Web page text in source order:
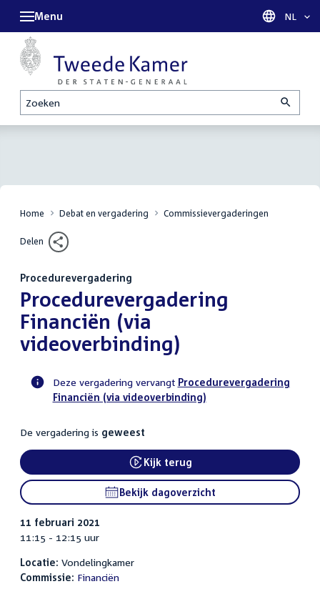
Zoeken
Menu Taal
NL
Home Debat en vergadering Commissievergaderingen
Delen
Procedurevergadering
:Procedurevergadering
Financiën (via
videoverbinding)
Voortgangsstatus
activiteit
Deze vergadering vervangt Procedurevergadering
Financiën (via videoverbinding)
De vergadering is geweest
External link:
Kijk terug
Bekijk dagoverzicht
11 februari 2021
11:15 - 12:15 uur
Locatie: Vondelingkamer
Commissie: Financiën